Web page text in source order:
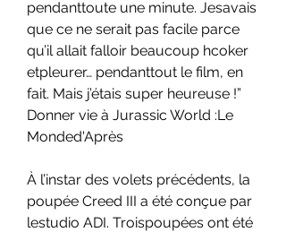
pendanttoute une minute. Jesavais
que ce ne serait pas facile parce
qu’il allait falloir beaucoup hcoker
etpleurer… pendanttout le film, en
fait. Mais j’étais super heureuse !”
Donner vie à Jurassic World :Le
Monded'Après
À l’instar des volets précédents, la
poupée Creed III a été conçue par
lestudio ADI. Troispoupées ont été